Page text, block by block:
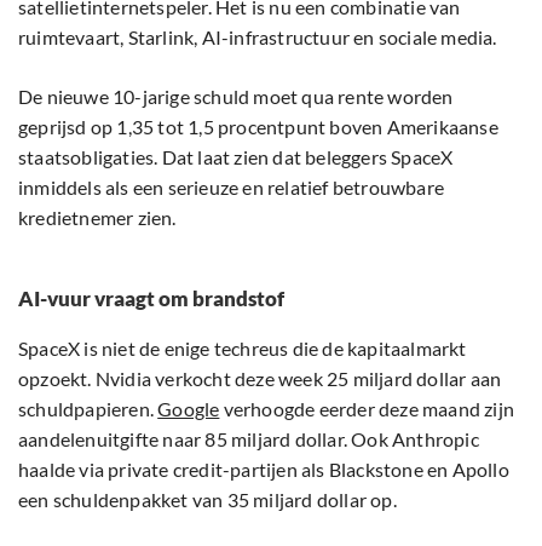
satellietinternetspeler. Het is nu een combinatie van
ruimtevaart, Starlink, AI-infrastructuur en sociale media.
De nieuwe 10-jarige schuld moet qua rente worden
geprijsd op 1,35 tot 1,5 procentpunt boven Amerikaanse
staatsobligaties. Dat laat zien dat beleggers SpaceX
inmiddels als een serieuze en relatief betrouwbare
kredietnemer zien.
AI-vuur vraagt om brandstof
SpaceX is niet de enige techreus die de kapitaalmarkt
opzoekt. Nvidia verkocht deze week 25 miljard dollar aan
schuldpapieren.Google verhoogde eerder deze maand zijn
aandelenuitgifte naar 85 miljard dollar. Ook Anthropic
haalde via private credit-partijen als Blackstone en Apollo
een schuldenpakket van 35 miljard dollar op.